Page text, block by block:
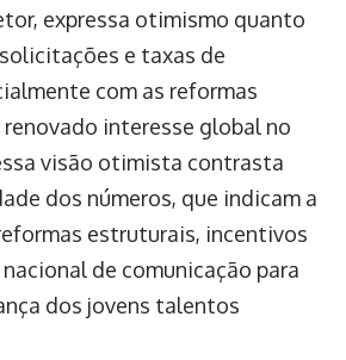
expressa otimismo quanto
e taxas de
com as reformas
renovado interesse global no
visão otimista contrasta
dos números, que indicam a
estruturais, incentivos
de comunicação para
dos jovens talentos